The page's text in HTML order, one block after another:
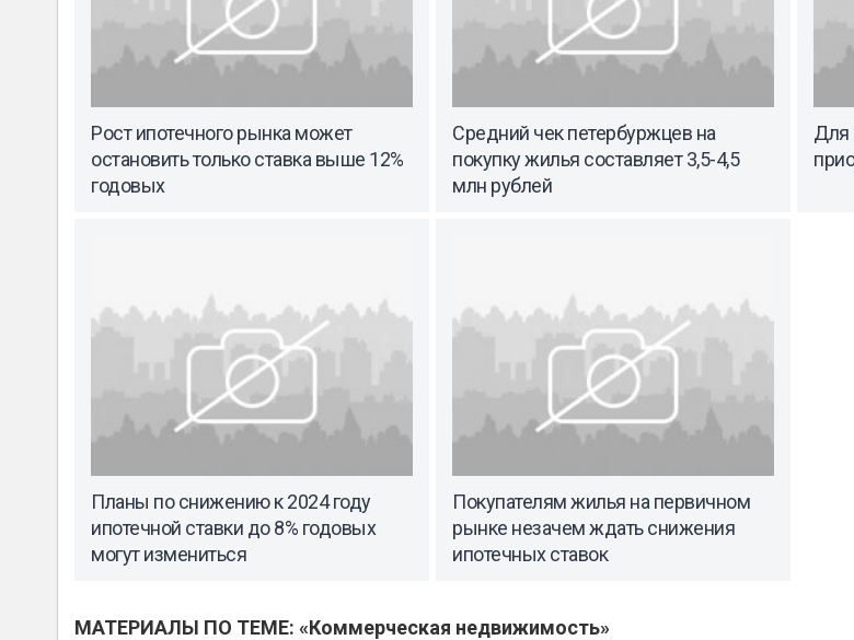
Рост ипотечного рынка может
остановить только ставка выше 12%
годовых
Средний чек петербуржцев на
покупку жилья составляет 3,5-4,5
млн рублей
Для
Планы по снижению к 2024 году
ипотечной ставки до 8% годовых
могут измениться
Покупателям жилья на первичном
рынке незачем ждать снижения
ипотечных ставок
МАТЕРИАЛЫ ПО ТЕМЕ: «Коммерческая недвижимость»